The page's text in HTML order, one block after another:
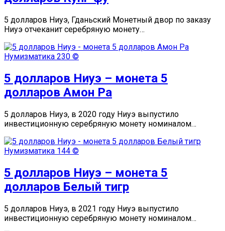
5 долларов Ниуэ, Гданьский Монетный двор по заказу
Ниуэ отчеканит серебряную монету…
Нумизматика 230 ©
5 долларов Ниуэ – монета 5
долларов Амон Ра
5 долларов Ниуэ, в 2020 году Ниуэ выпустило
инвестиционную серебряную монету номиналом…
Нумизматика 144 ©
5 долларов Ниуэ – монета 5
долларов Белый тигр
5 долларов Ниуэ, в 2021 году Ниуэ выпустило
инвестиционную серебряную монету номиналом…